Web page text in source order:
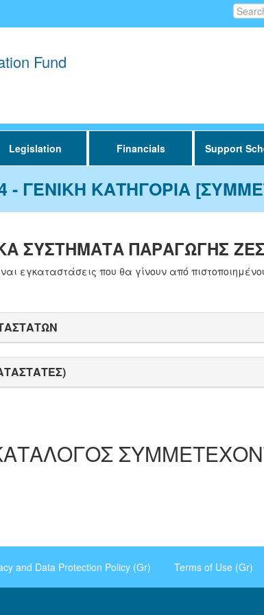
Search
Fund
Legislation Financials Support
- ΓΕΝΙΚΗ ΚΑΤΗΓΟΡΙΑ
ΣΥΣΤΗΜΑΤA ΠΑΡΑΓΩΓΗΣ
εγκαταστάσεις που θα γίνουν από
and Data Protection Policy (Gr) Terms of Use (Gr)